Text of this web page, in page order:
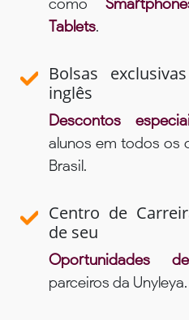
como
Tablets.
Bolsas
inglês
Descontos
alunos em todos os
Brasil.
Centro de
de seu
Oportunidades
parceiros da Unyleya.